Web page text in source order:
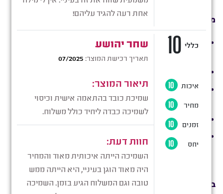
משלוח:
קבלת אישור ההזמנה.
המשלוחים יגיעו על ידי חברת השילוח שעובדת איתנו באופן
שוטף.
דמי המשלוח יהיו בהתאם למחיר המוצר ולמיקום הלקוח.
החנות אינה אחראית לעיכובים במשלוח הנובעים מחברות
השילוח ו/או ממקרים בלתי מצופים של כוח עליון או פגעי
ביטולים והחזרות: